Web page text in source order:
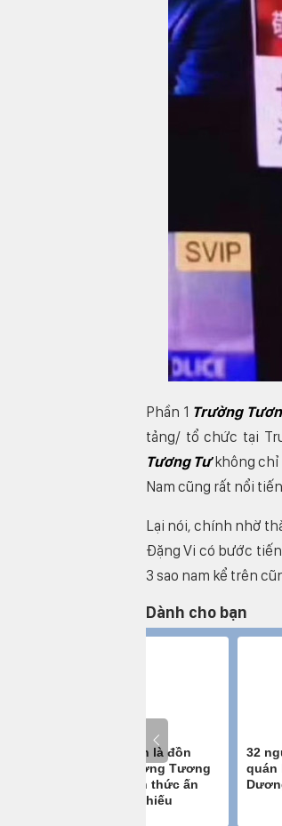
Phần 1 Trường
tảng/ tổ chức tại
Tương Tưkhông chỉ
Nam cũng rất nổi
Lại nói, chính nhờ
Đặng Vi có bước
3 sao nam kể trên
Dành cho bạn